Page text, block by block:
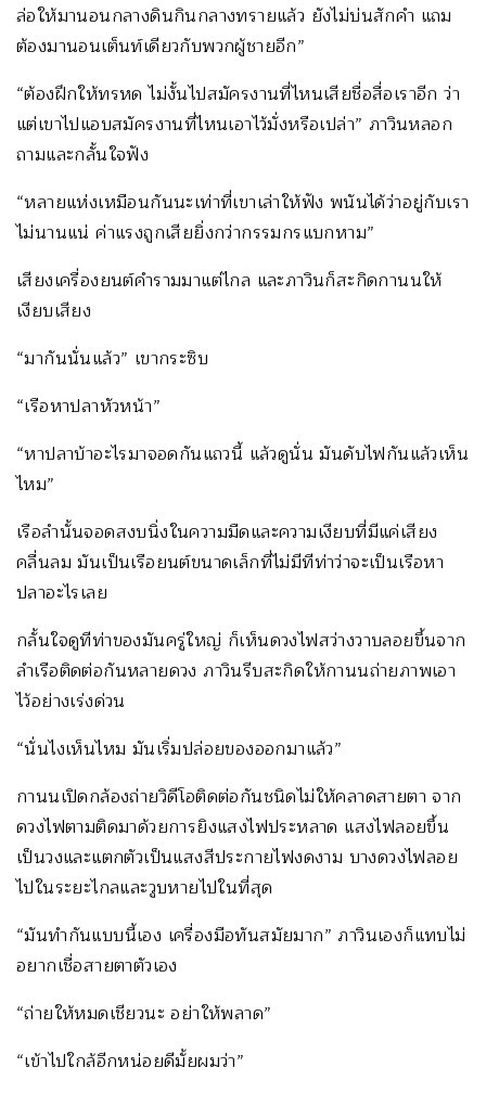
ล่อให้มานอนกลางดินกินกลางทรายแล้ว ยังไม่บ่นสักคำ แถม
ต้องมานอนเต็นท์เดียวกับพวกผู้ชายอีก”
“ต้องฝึกให้ทรหด ไม่งั้นไปสมัครงานที่ไหนเสียชื่อสื่อเราอีก ว่า
แต่เขาไปแอบสมัครงานที่ไหนเอาไว้มั่งหรือเปล่า” ภาวินหลอก
ถามและกลั้นใจฟัง
“หลายแห่งเหมือนกันนะเท่าที่เขาเล่าให้ฟัง พนันได้ว่าอยู่กับเรา
ไม่นานแน่ ค่าแรงถูกเสียยิ่งกว่ากรรมกรแบกหาม”
เสียงเครื่องยนต์คำรามมาแต่ไกล และภาวินก็สะกิดกานนให้
เงียบเสียง
“มากันนั่นแล้ว” เขากระซิบ
“เรือหาปลาหัวหน้า”
“หาปลาบ้าอะไรมาจอดกันแถวนี้ แล้วดูนั่น มันดับไฟกันแล้วเห็น
ไหม”
เรือลำนั้นจอดสงบนิ่งในความมืดและความเงียบที่มีแค่เสียง
คลื่นลม มันเป็นเรือยนต์ขนาดเล็กที่ไม่มีทีท่าว่าจะเป็นเรือหา
ปลาอะไรเลย
กลั้นใจดูทีท่าของมันครู่ใหญ่ ก็เห็นดวงไฟสว่างวาบลอยขึ้นจาก
ลำเรือติดต่อกันหลายดวง ภาวินรีบสะกิดให้กานนถ่ายภาพเอา
ไว้อย่างเร่งด่วน
“นั่นไงเห็นไหม มันเริ่มปล่อยของออกมาแล้ว”
กานนเปิดกล้องถ่ายวิดีโอติดต่อกันชนิดไม่ให้คลาดสายตา จาก
ดวงไฟตามติดมาด้วยการยิงแสงไฟประหลาด แสงไฟลอยขึ้น
เป็นวงและแตกตัวเป็นแสงสีประกายไฟงดงาม บางดวงไฟลอย
ไปในระยะไกลและวูบหายไปในที่สุด
“มันทำกันแบบนี้เอง เครื่องมือทันสมัยมาก” ภาวินเองก็แทบไม่
อยากเชื่อสายตาตัวเอง
“ถ่ายให้หมดเชียวนะ อย่าให้พลาด”
“เข้าไปใกล้อีกหน่อยดีมั้ยผมว่า”